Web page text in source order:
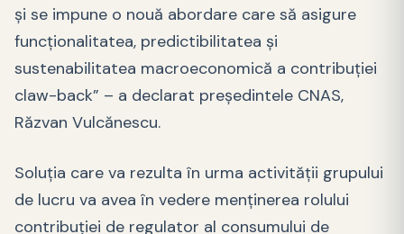
şi se impune o nouă abordare care să asigure
funcţionalitatea, predictibilitatea şi
sustenabilitatea macroeconomică a contribuției
claw-back” – a declarat preşedintele CNAS,
Răzvan Vulcănescu.
Soluţia care va rezulta în urma activităţii grupului
de lucru va avea în vedere menţinerea rolului
contribuţiei de regulator al consumului de